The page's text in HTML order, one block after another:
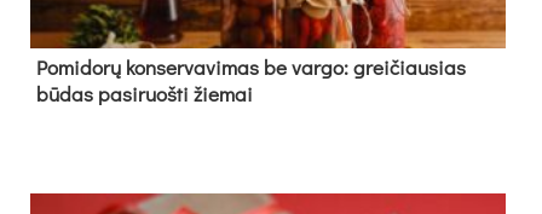
Pomidorų konservavimas be vargo: greičiausias
būdas pasiruošti žiemai